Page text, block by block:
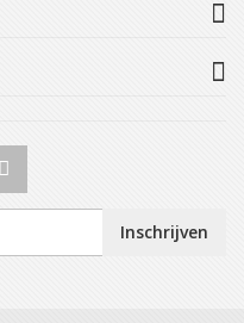
Inschrijven